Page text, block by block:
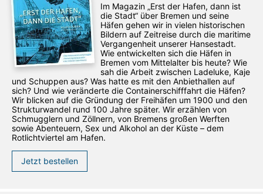
Im Magazin „Erst der Hafen, dann ist
die Stadt“ über Bremen und seine
Häfen gehen wir in vielen historischen
Bildern auf Zeitreise durch die maritime
Vergangenheit unserer Hansestadt.
Wie entwickelten sich die Häfen in
Bremen vom Mittelalter bis heute? Wie
sah die Arbeit zwischen Ladeluke, Kaje
und Schuppen aus? Was hatte es mit den Anbiethallen auf
sich? Und wie veränderte die Containerschifffahrt die Häfen?
Wir blicken auf die Gründung der Freihäfen um 1900 und den
Strukturwandel rund 100 Jahre später. Wir erzählen von
Schmugglern und Zöllnern, von Bremens großen Werften
sowie Abenteuern, Sex und Alkohol an der Küste – dem
Rotlichtviertel am Hafen.
Jetzt bestellen